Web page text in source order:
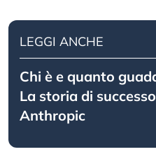
LEGGI ANCHE
Chi è e quanto
La storia di
Anthropic